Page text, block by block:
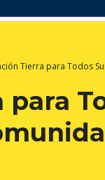
Tierra para Todos